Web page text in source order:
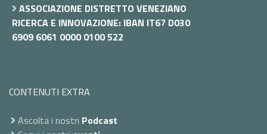
ASSOCIAZIONE DISTRETTO VENEZIANO
RICERCA E INNOVAZIONE: IBAN IT67 D030
6909 6061 0000 0100 522
CONTENUTI EXTRA
Ascolta i nostri Podcast